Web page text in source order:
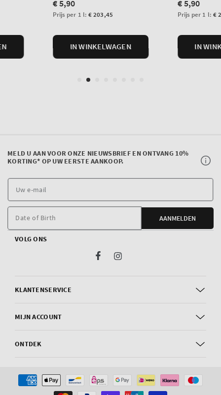
KLANTENSERVICE
MIJN ACCOUNT
ONTDEK
MELD U AAN VOOR ONZE NIEUWSBRIEF EN ONTVANG 10%
KORTING* OP UW EERSTE AANKOOP.
e-
Date of Birth AANMELDEN
VOLG ONS
FacebookInstagram
Betaalmethoden